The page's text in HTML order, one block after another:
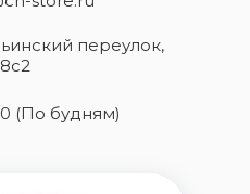
переулок,
8с2
(По будням)